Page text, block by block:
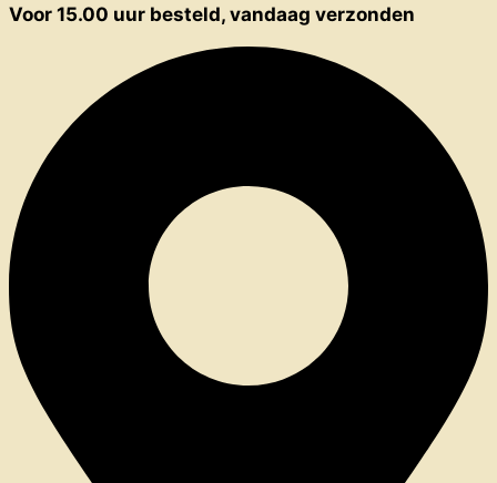
Voor 15.00 uur besteld, vandaag verzonden